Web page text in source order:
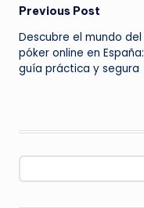
Post
navigation
Previous Post
Descubre el mundo del
póker online en España:
guía práctica y segura